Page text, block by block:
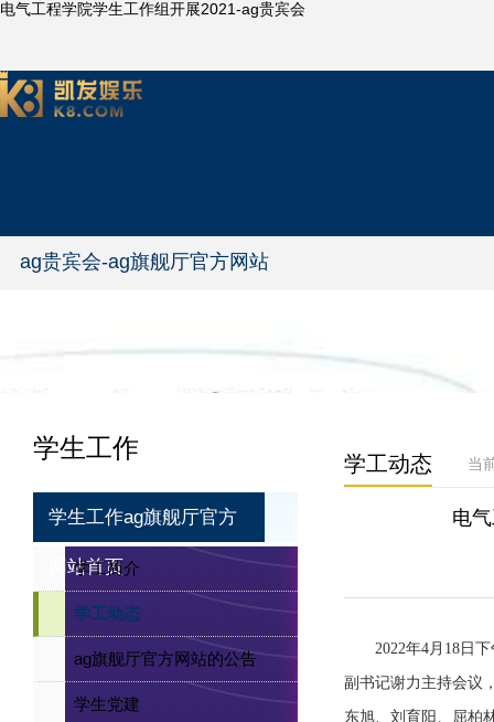
电气工程学院学生工作组开展2021-ag贵宾会
ag贵宾会-ag旗舰厅官方网站
学生工作
学生工作ag旗舰厅官方
网站首页
学工简介
学工动态
ag旗舰厅官方网站的公告
学生党建
学工动态 当
电
2022年4月 18 日
副书记谢力主持会议
东旭、刘育阳、屈柏